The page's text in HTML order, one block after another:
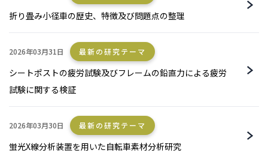
折り畳み小径車の歴史、特徴及び問題点の整理
2026年03月31日 最新の研究テーマ
シートポストの疲労試験及びフレームの鉛直力による疲労
試験に関する検証
2026年03月30日 最新の研究テーマ
蛍光X線分析装置を用いた自転車素材分析研究